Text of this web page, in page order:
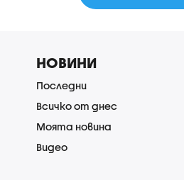
НОВИНИ
Последни
Всичко от днес
Моята новина
Видео